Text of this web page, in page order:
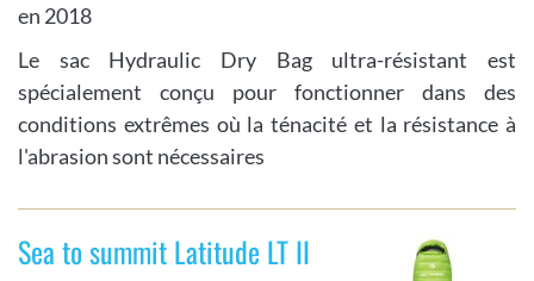
en 2018
Le sac Hydraulic Dry Bag ultra-résistant est
spécialement conçu pour fonctionner dans des
conditions extrêmes où la ténacité et la résistance à
l'abrasion sont nécessaires
Sea to summit Latitude LT II